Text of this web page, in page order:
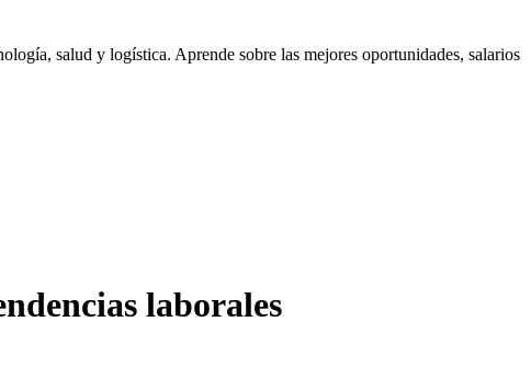
salud y logística. Aprende sobre las mejores oportunidades, salarios
laborales